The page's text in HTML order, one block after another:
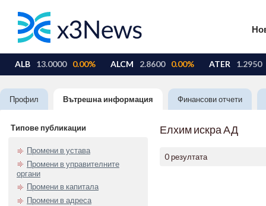
Профил Вътрешна информация Финансови отчети
Типове публикации
Промени в устава
Промени в управителните
органи
Промени в капитала
Промени в адреса
Елхим искра АД
0 резултата